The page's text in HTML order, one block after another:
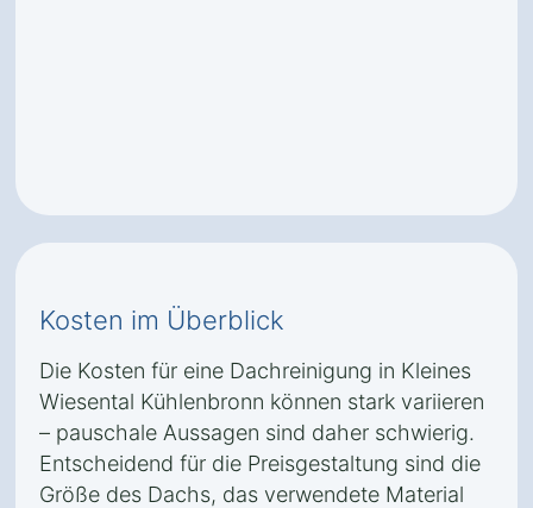
Kosten im Überblick
Die Kosten für eine Dachreinigung in Kleines
Wiesental Kühlenbronn können stark variieren
– pauschale Aussagen sind daher schwierig.
Entscheidend für die Preisgestaltung sind die
Größe des Dachs, das verwendete Material